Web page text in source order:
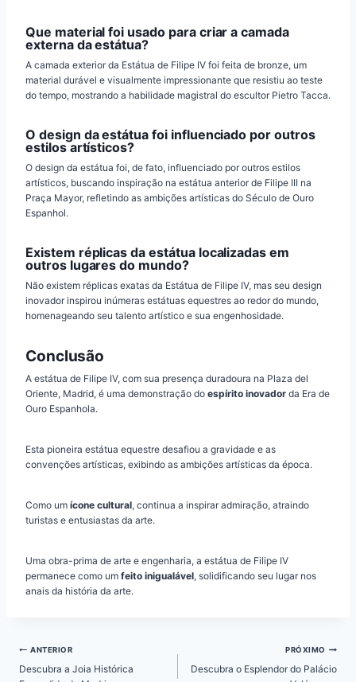
Que material foi usado para criar a camada
externa da estátua?
A camada exterior da Estátua de Filipe IV foi feita de bronze, um
material durável e visualmente impressionante que resistiu ao teste
do tempo, mostrando a habilidade magistral do escultor Pietro Tacca.
O design da estátua foi influenciado por outros
estilos artísticos?
O design da estátua foi, de fato, influenciado por outros estilos
artísticos, buscando inspiração na estátua anterior de Filipe III na
Praça Mayor, refletindo as ambições artísticas do Século de Ouro
Espanhol.
Existem réplicas da estátua localizadas em
outros lugares do mundo?
Não existem réplicas exatas da Estátua de Filipe IV, mas seu design
inovador inspirou inúmeras estátuas equestres ao redor do mundo,
homenageando seu talento artístico e sua engenhosidade.
Conclusão
A estátua de Filipe IV, com sua presença duradoura na Plaza del
Oriente, Madrid, é uma demonstração do espírito inovador da Era de
Ouro Espanhola.
Esta pioneira estátua equestre desafiou a gravidade e as
convenções artísticas, exibindo as ambições artísticas da época.
Como um ícone cultural, continua a inspirar admiração, atraindo
turistas e entusiastas da arte.
Uma obra-prima de arte e engenharia, a estátua de Filipe IV
permanece como um feito inigualável, solidificando seu lugar nos
anais da história da arte.
Navegação
de
ANTERIOR
Descubra a Joia Histórica
PRÓXIMO
Descubra o Esplendor do Palácio